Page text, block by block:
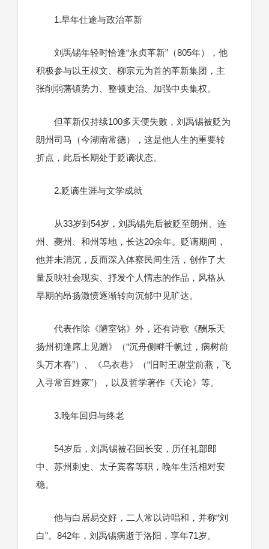
1.早年仕途与政治革新
刘禹锡年轻时恰逢“永贞革新”（805年），他
积极参与以王叔文、柳宗元为首的革新集团，主
张削弱藩镇势力、整顿吏治、加强中央集权。
但革新仅持续100多天便失败，刘禹锡被贬为
朗州司马（今湖南常德），这是他人生的重要转
折点，此后长期处于贬谪状态。
2.贬谪生涯与文学成就
从33岁到54岁，刘禹锡先后被贬至朗州、连
州、夔州、和州等地，长达20余年。贬谪期间，
他并未消沉，反而深入体察民间生活，创作了大
量反映社会现实、抒发个人情志的作品，风格从
早期的昂扬激愤逐渐转向沉郁中见旷达。
代表作除《陋室铭》外，还有诗歌《酬乐天
扬州初逢席上见赠》（“沉舟侧畔千帆过，病树前
头万木春”）、《乌衣巷》（“旧时王谢堂前燕，飞
入寻常百姓家”），以及哲学著作《天论》等。
3.晚年回归与终老
54岁后，刘禹锡被召回长安，历任礼部郎
中、苏州刺史、太子宾客等职，晚年生活相对安
稳。
他与白居易交好，二人常以诗唱和，并称“刘
白”。842年，刘禹锡病逝于洛阳，享年71岁。